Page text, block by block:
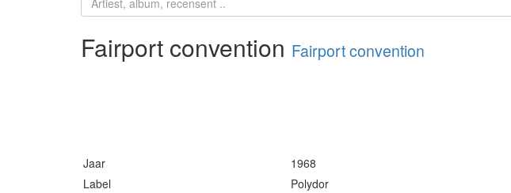
Fairport convention Fairport convention
Jaar
1968
Label
Polydor